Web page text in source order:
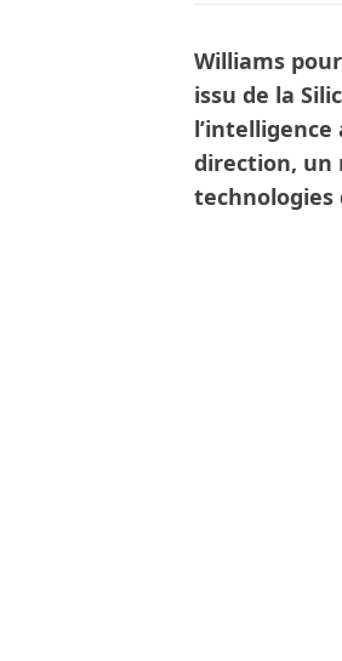
Williams
issu de la
direction, un
technologies